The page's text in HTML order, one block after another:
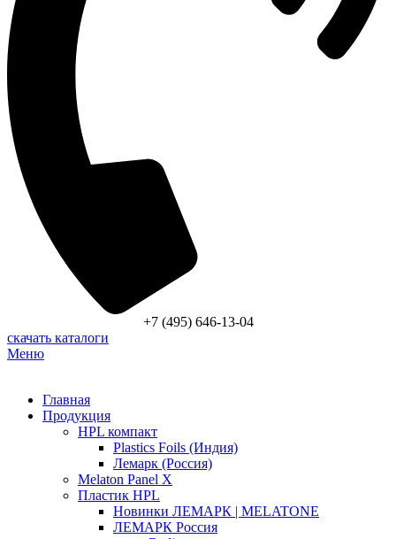
+7 (495) 646-13-04
скачать каталоги
Меню
Главная
Продукция
HPL компакт
Plastics Foils (Индия)
Лемарк (Россия)
Melaton Panel X
Пластик HPL
Новинки ЛЕМАРК | MELATONE
ЛЕМАРК Россия